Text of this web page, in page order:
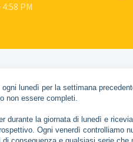
PM
lunedì per la settimana
non essere completi.
durante la giornata di lunedì e
Ogni venerdì controlliamo